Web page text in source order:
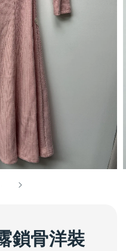
鎖骨洋裝